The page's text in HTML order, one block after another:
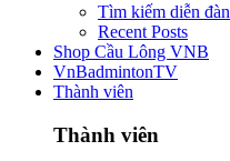
Tìm kiếm diễn đàn
Recent Posts
Shop Cầu Lông VNB
VnBadmintonTV
Thành viên
Thành viên